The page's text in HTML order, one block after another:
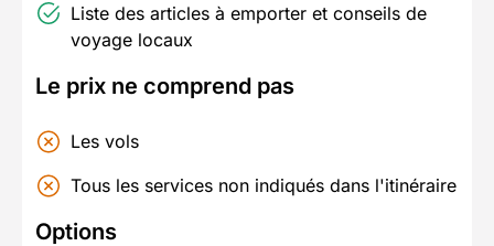
Liste des articles à emporter et conseils de
voyage locaux
Le prix ne comprend pas
Les vols
Tous les services non indiqués dans l'itinéraire
Options